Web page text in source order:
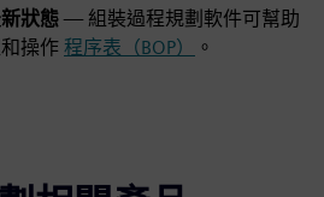
狀態— 組裝過程規劃軟件可幫助
操作 程序表（BOP） 。